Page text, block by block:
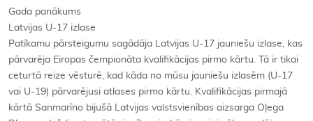
Gada panākums
Latvijas U-17 izlase
Patīkamu pārsteigumu sagādāja Latvijas U-17 jauniešu izlase, kas
pārvarēja Eiropas čempionāta kvalifikācijas pirmo kārtu. Tā ir tikai
ceturtā reize vēsturē, kad kāda no mūsu jauniešu izlasēm (U-17
vai U-19) pārvarējusi atlases pirmo kārtu. Kvalifikācijas pirmajā
kārtā Sanmarīno bijušā Latvijas valstsvienības aizsarga Oļega